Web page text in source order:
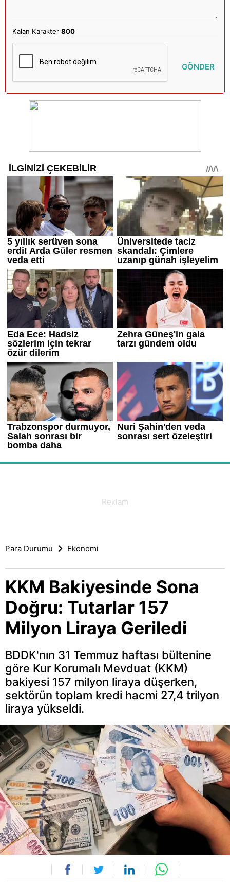
Kalan Karakter800
GÖNDER
Para Durumu Ekonomi
KKM Bakiyesinde Sona
Doğru: Tutarlar 157
Milyon Liraya Geriledi
BDDK'nın 31 Temmuz haftası bültenine
göre Kur Korumalı Mevduat (KKM)
bakiyesi 157 milyon liraya düşerken,
sektörün toplam kredi hacmi 27,4 trilyon
liraya yükseldi.